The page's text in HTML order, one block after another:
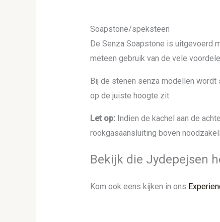
Soapstone/speksteen
De Senza Soapstone is uitgevoerd
meteen gebruik van de vele
Bij de stenen senza modellen
op de juiste hoogte zit
Let op:Indien de kachel aan de
rookgasaansluiting boven
Bekijk die Jydepejsen
Kom ook eens kijken in ons